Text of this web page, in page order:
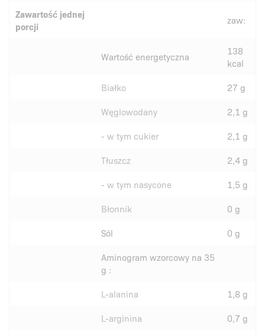
Zawartość jednej
porcji
zaw:
Wartość energetyczna
138
kcal
Białko
27 g
Węglowodany
2,1 g
- w tym cukier
2,1 g
Tłuszcz
2,4 g
- w tym nasycone
1,5 g
Błonnik
0 g
Sól
0 g
Aminogram wzorcowy na 35
g :
L-alanina
1,8 g
L-arginina
0,7 g